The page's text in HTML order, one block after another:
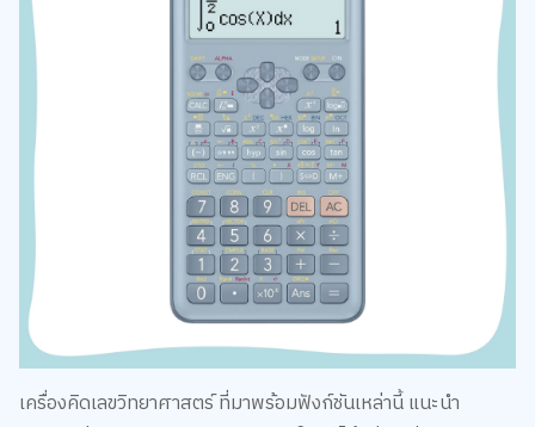
เครื่องคิดเลขวิทยาศาสตร์ ที่มาพร้อมฟังก์ชันเหล่านี้ แนะนำ
CASIO รุ่น FX-991ESPLUS-2 ตอบโจทย์ได้อย่างแน่นอน